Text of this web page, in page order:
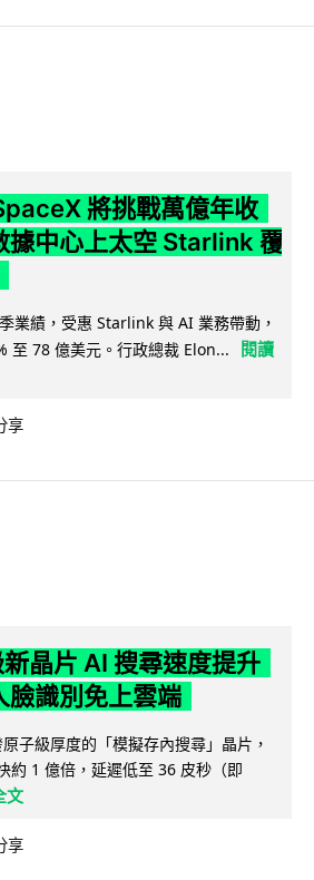
將挑戰萬億年收
據中心上太空 Starlink 覆
業績，受惠 Starlink 與 AI 業務帶動，
至 78 億美元。行政總裁 Elon...
閱讀
享
晶片 AI 搜尋速度提升
臉識別免上雲端
子級厚度的「模擬存內搜尋」晶片，
約 1 億倍，延遲低至 36 皮秒（即
文
享